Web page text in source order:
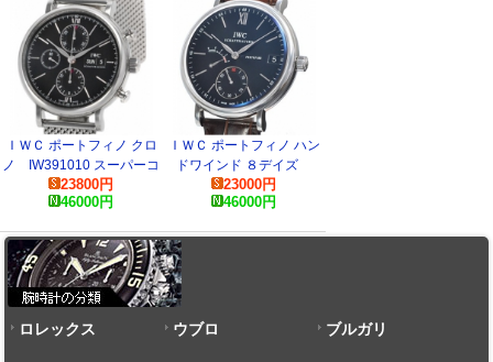
ＩＷＣ ポートフィノ クロ
ノ IW391010 スーパーコ
ピー 時計
23800円
46000円
ＩＷＣ ポートフィノ ハン
ドワインド ８デイズ
IW510102 スーパーコピー
時計
23000円
46000円
ロレックス ウブロ ブルガリ